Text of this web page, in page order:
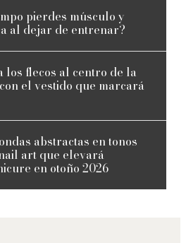
pierdes músculo y
al dejar de entrenar?
los flecos al centro de la
el vestido que marcará
abstractas en tonos
art que elevará
en otoño 2026